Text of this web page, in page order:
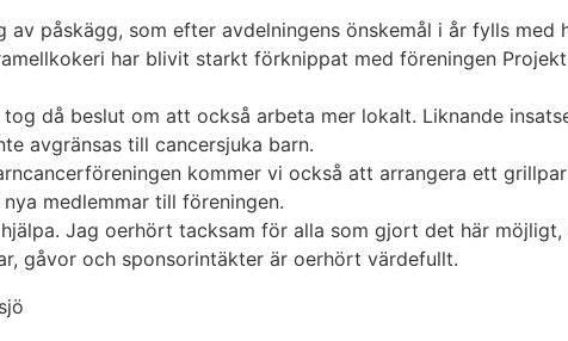
påskägg, som efter avdelningens önskemål i år fylls med
har blivit starkt förknippat med föreningen
då beslut om att också arbeta mer lokalt. Liknande
avgränsas till cancersjuka barn.
kommer vi också att arrangera ett
medlemmar till föreningen.
Jag oerhört tacksam för alla som gjort det här
gåvor och sponsorintäkter är oerhört värdefullt.